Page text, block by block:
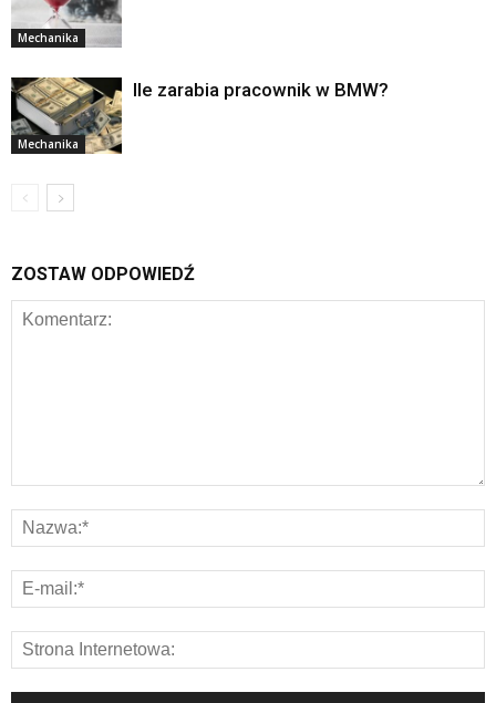
Mechanika
Mechanika
Ile zarabia pracownik w BMW?
ZOSTAW ODPOWIEDŹ